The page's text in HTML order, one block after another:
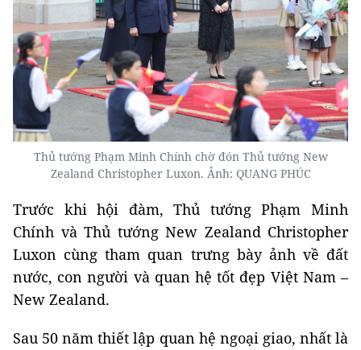
Thủ tướng Phạm Minh Chính chờ đón Thủ tướng New
Zealand Christopher Luxon. Ảnh: QUANG PHÚC
Trước khi hội đàm, Thủ tướng Phạm Minh
Chính và Thủ tướng New Zealand Christopher
Luxon cùng tham quan trưng bày ảnh về đất
nước, con người và quan hệ tốt đẹp Việt Nam –
New Zealand.
Sau 50 năm thiết lập quan hệ ngoại giao, nhất là